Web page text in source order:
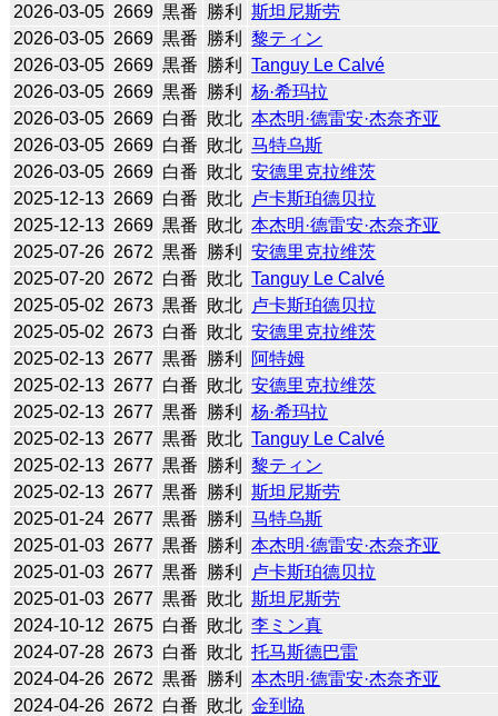
2026-03-05 2669 黒番 勝利
斯坦尼斯劳
2026-03-05 2669 黒番 勝利
黎ティン
2026-03-05 2669 黒番 勝利
Tanguy Le Calvé
2026-03-05 2669 黒番 勝利
杨·希玛拉
2026-03-05 2669 白番 敗北 本杰明·德雷安·杰奈齐亚
2026-03-05 2669 白番 敗北 马特乌斯
2026-03-05 2669 白番 敗北 安德里克拉维茨
2025-12-13 2669 白番 敗北 卢卡斯珀德贝拉
2025-12-13 2669 黒番 敗北 本杰明·德雷安·杰奈齐亚
2025-07-26 2672 黒番 勝利
安德里克拉维茨
2025-07-20 2672 白番 敗北 Tanguy Le Calvé
2025-05-02 2673 黒番 敗北 卢卡斯珀德贝拉
2025-05-02 2673 白番 敗北 安德里克拉维茨
2025-02-13 2677 黒番 勝利
阿特姆
2025-02-13 2677 白番 敗北 安德里克拉维茨
2025-02-13 2677 黒番 勝利
杨·希玛拉
2025-02-13 2677 黒番 敗北 Tanguy Le Calvé
2025-02-13 2677 黒番 勝利
黎ティン
2025-02-13 2677 黒番 勝利
斯坦尼斯劳
2025-01-24 2677 黒番 勝利
马特乌斯
2025-01-03 2677 黒番 勝利
本杰明·德雷安·杰奈齐亚
2025-01-03 2677 黒番 勝利
卢卡斯珀德贝拉
2025-01-03 2677 黒番 敗北 斯坦尼斯劳
2024-10-12 2675 白番 敗北 李ミン真
2024-07-28 2673 白番 敗北 托马斯德巴雷
2024-04-26 2672 黒番 勝利
本杰明·德雷安·杰奈齐亚
2024-04-26 2672 白番 敗北 金到協